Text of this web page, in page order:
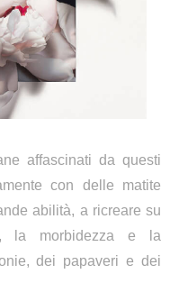
affascinati da questi
con delle matite
abilità, a ricreare su
la morbidezza e la
dei papaveri e dei